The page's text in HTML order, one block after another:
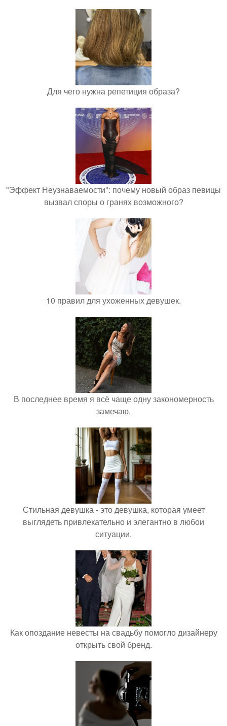
Для чего нужна репетиция образа?
"Эффект Неузнаваемости": почему новый образ певицы
вызвал споры о гранях возможного?
10 правил для ухоженных девушек.
В последнее время я всё чаще одну закономерность
замечаю.
Стильная девушка - это девушка, которая умеет
выглядеть привлекательно и элегантно в любои
ситуации.
Как опоздание невесты на свадьбу помогло дизайнеру
открыть свой бренд.